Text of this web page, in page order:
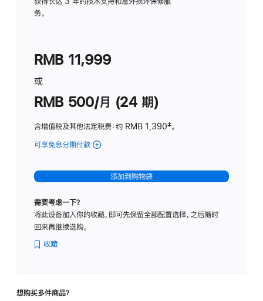
务。
RMB 11,999
或
RMB 500/月 (24 期)
含增值税及其他法定税费：约 RMB 1,390脚
‡。
可享免息分期付款 (Studio
-
标
璃
添加到购物袋
需要考虑一下？
将此设备加入你的收藏，即可先保留全部配置选择，之后随时
回来再继续选购。
收藏
想购买多件商品？